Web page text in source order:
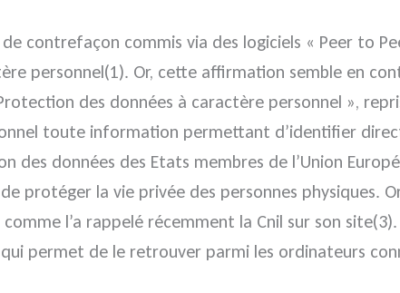
contrefaçon commis via des logiciels « Peer to
personnel(1). Or, cette affirmation semble en
des données à caractère personnel »,
toute information permettant d’identifier
des données des Etats membres de l’Union
protéger la vie privée des personnes physiques.
l’a rappelé récemment la Cnil sur son
permet de le retrouver parmi les ordinateurs